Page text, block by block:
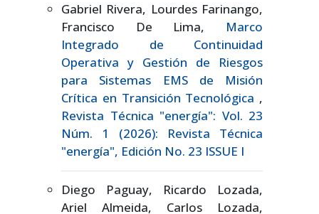
Gabriel Rivera, Lourdes Farinango,
Francisco De Lima, Marco
Integrado de Continuidad
Operativa y Gestión de Riesgos
para Sistemas EMS de Misión
Crítica en Transición Tecnológica ,
Revista Técnica "energía": Vol. 23
Núm. 1 (2026): Revista Técnica
"energía", Edición No. 23 ISSUE I
Diego Paguay, Ricardo Lozada,
Ariel Almeida, Carlos Lozada,